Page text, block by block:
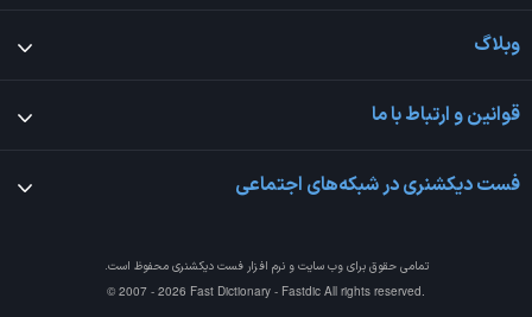
وبلاگ
قوانین و ارتباط با ما
فست دیکشنری در شبکه‌های اجتماعی
تمامی حقوق برای وب سایت و نرم افزارفست دیکشنری محفوظ است.
© 2007 - 2026 Fast Dictionary - Fastdic All rights reserved.